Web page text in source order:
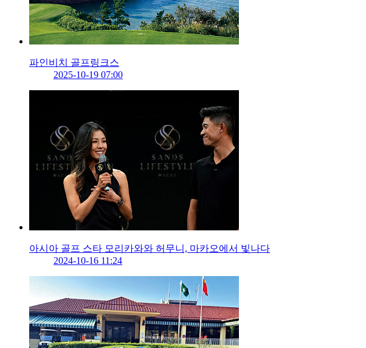
파인비치 골프링크스
2025-10-19 07:00
아시아 골프 스타 모리카와와 허무니, 마카오에서 빛나다
2024-10-16 11:24